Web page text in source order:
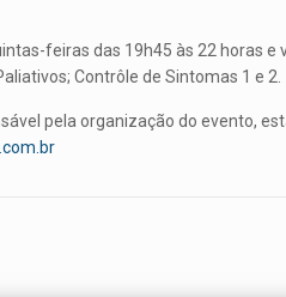
feiras das 19h45 às 22 horas
Contrôle de Sintomas 1 e 2.
pela organização do evento,